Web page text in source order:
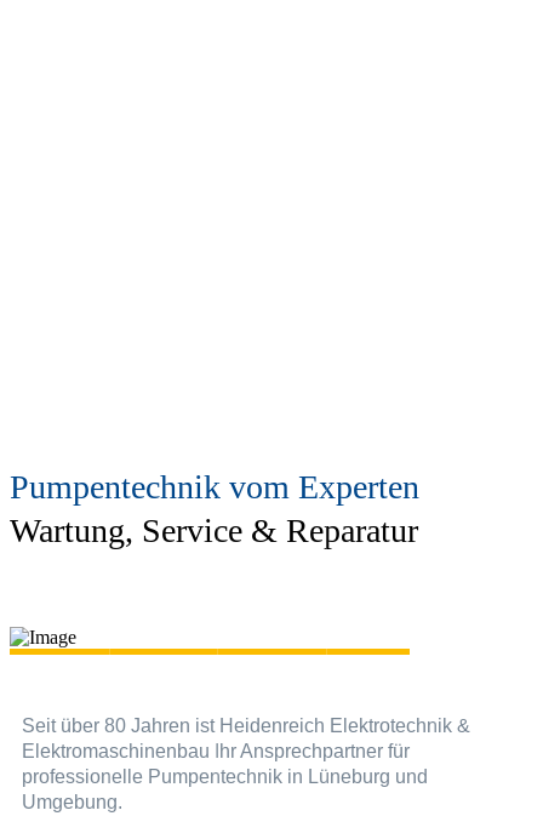
Pumpentechnik vom Experten
Wartung, Service & Reparatur
Seit über 80 Jahren ist Heidenreich Elektrotechnik &
Elektromaschinenbau Ihr Ansprechpartner für
professionelle Pumpentechnik in Lüneburg und
Umgebung.